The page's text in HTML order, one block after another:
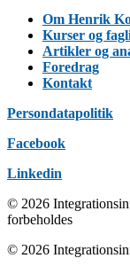
Om Henrik
Kurser og
Artikler og
Foredrag
Kontakt
Persondatapolitik
Facebook
Linkedin
© 2026
forbeholdes
© 2026